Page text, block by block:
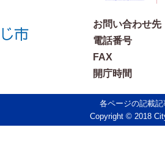
お問い合わせ先
電話番号
FAX
開庁時間
各ページの記載
Copyright © 2018